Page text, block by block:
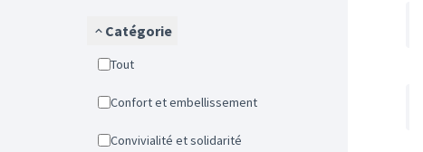
Catégorie
Tout
Confort et embellissement
Convivialité et solidarité